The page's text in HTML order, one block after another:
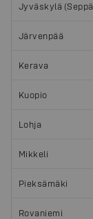
Jyväskylä
Järvenpää
Kerava
Kuopio
Lohja
Mikkeli
Pieksämäki
Rovaniemi